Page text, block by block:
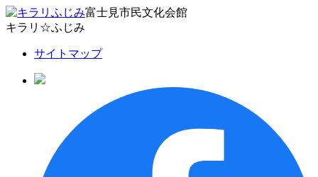
富士見市民文化会館
キラリ☆ふじみ
サイトマップ